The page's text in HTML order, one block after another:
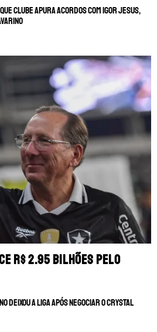
clube apura acordos com Igor Jesus,
R$ 2.95 bilhões pelo
deixou a liga após negociar o Crystal